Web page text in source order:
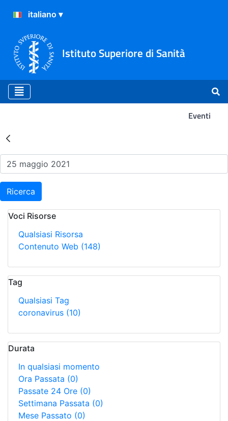
Istituto Superiore di Sanità
Eventi
Risultati della Ricerca -
Ricerca
Voci Risorse
Qualsiasi Risorsa
Contenuto Web (148)
Tag
Qualsiasi Tag
coronavirus (10)
Durata
In qualsiasi momento
Ora Passata (0)
Passate 24 Ore (0)
Settimana Passata (0)
Mese Passato (0)